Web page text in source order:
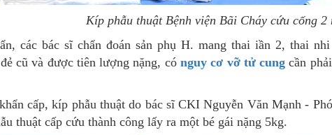
Kíp phẫu thuật Bệnh viện Bãi Cháy cứu cống 2
các bác sĩ chẩn đoán sản phụ H. mang thai iần 2, thai
cũ và được tiên lượng nặng, cónguy cơ vỡ tử cung cần
cấp, kíp phẫu thuật do bác sĩ CKI Nguyễn Văn Mạnh -
thuật cấp cứu thành công lấy ra một bé gái nặng 5kg.